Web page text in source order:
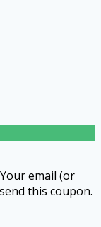
email (or
this coupon.